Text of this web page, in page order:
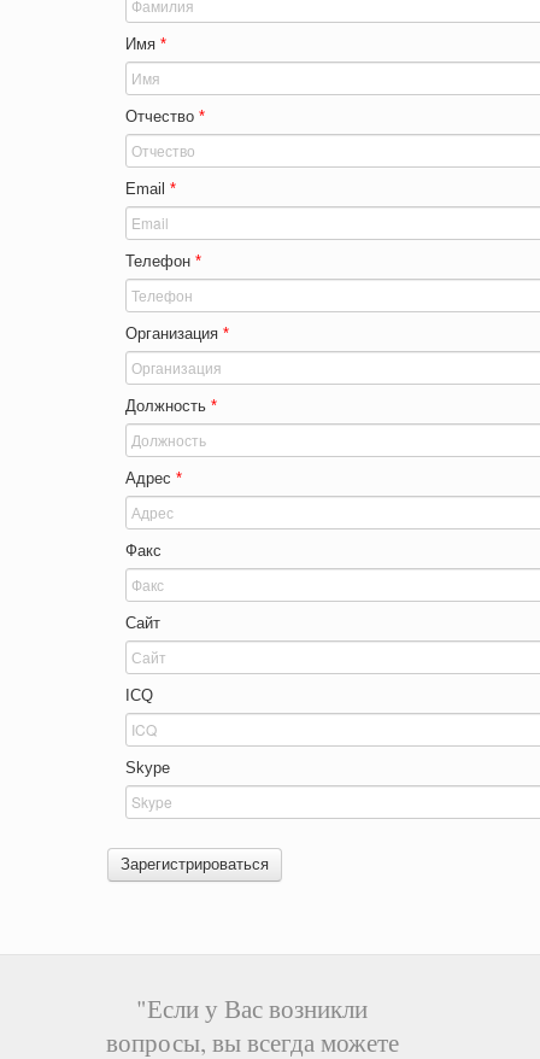
Имя *
Отчество *
Email *
Телефон *
Организация *
Должность *
Адрес *
Факс
Сайт
ICQ
Skype
Зарегистрироваться
"Если у Вас возникли
вопросы, вы всегда можете